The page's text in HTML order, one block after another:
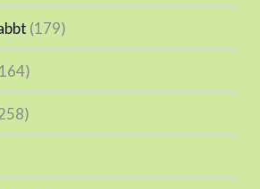
(179)